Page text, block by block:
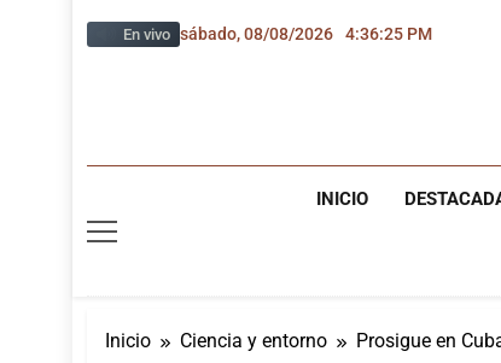
En vivo sábado, 08/08/2026 4:36:27 PM
INICIO
Inicio Ciencia y entorno Prosigue en